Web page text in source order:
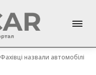
Фахівці назвали автомобілі